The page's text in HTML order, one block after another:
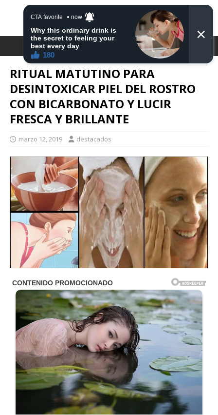
DESTACA2
RITUAL MATUTINO PARA
DESINTOXICAR PIEL DEL ROSTRO
CON BICARBONATO Y LUCIR
FRESCA Y BRILLANTE
marzo 12, 2019 destacados